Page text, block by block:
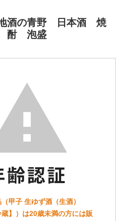
酒の青野 日本酒 焼
酎 泡盛
甲子 生ゆず酒（生酒）
】）は20歳未満の方には販